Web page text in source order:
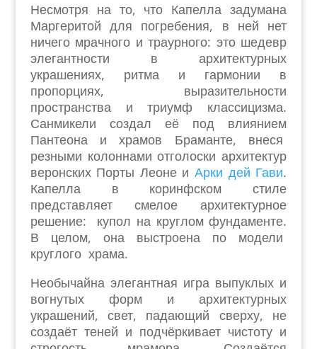
Несмотря на то, что Капелла задумана
Маргеритой для погребения, в ней нет
ничего мрачного и траурного: это шедевр
элегантности в архитектурных
украшениях, ритма и гармонии в
пропорциях, выразительности
пространства и триумф классицизма.
Санмикели создал её под влиянием
Пантеона и храмов Браманте, внеся
резными колоннами отголоски архитектур
веронских Порты Леоне иАрки дей Гави.
Капелла в коринфском стиле
представляет смелое архитектурное
решение: купол на круглом фундаменте.
В целом, она выстроена по модели
круглого храма.
Необычайна элегантная игра выпуклых и
вогнутых форм и архитектурных
украшений, свет, падающий сверху, не
создаёт теней и подчёркивает чистоту и